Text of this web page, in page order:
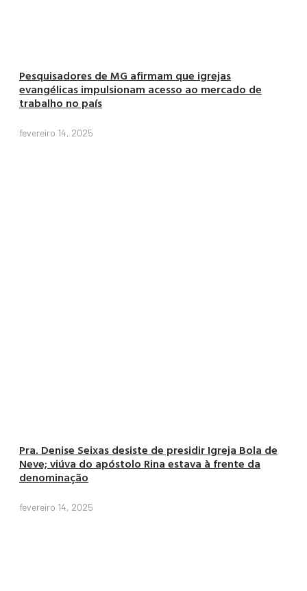
Pesquisadores de MG afirmam que igrejas
evangélicas impulsionam acesso ao mercado de
trabalho no país
fevereiro 14, 2025
Pra. Denise Seixas desiste de presidir Igreja Bola de
Neve; viúva do apóstolo Rina estava à frente da
denominação
fevereiro 14, 2025